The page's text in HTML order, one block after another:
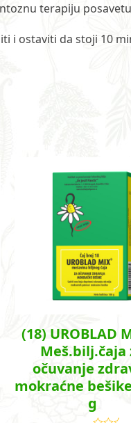
terapiju
i ostaviti da stoji 10
(18) UROBLAD
Meš.bilj.čaja
očuvanje
mokraćne
g